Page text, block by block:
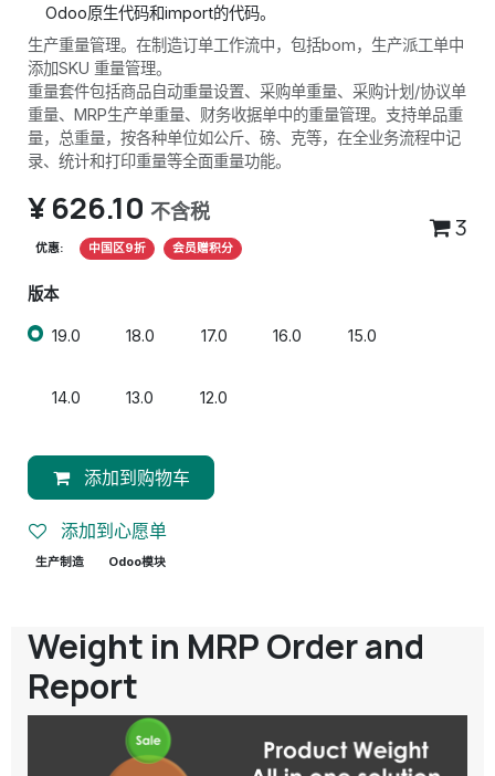
Odoo原生代码和import的代码。
生产重量管理。在制造订单工作流中，包括bom，生产派工单中
添加SKU 重量管理。
重量套件包括商品自动重量设置、采购单重量、采购计划/协议单
重量、MRP生产单重量、财务收据单中的重量管理。支持单品重
量，总重量，按各种单位如公斤、磅、克等，在全业务流程中记
录、统计和打印重量等全面重量功能。
¥626.10 不含税
优惠: 中国区9折 会员赠积分
3
版本
19.0 18.0 17.0 16.0 15.0
14.0 13.0 12.0
添加到购物车
添加到心愿单
生产制造 Odoo模块
Weight in MRP Order and
Report